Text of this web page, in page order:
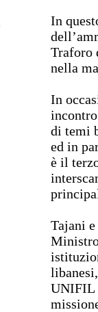
In
Traforo
nella
In
di temi
ed in
è il
Tajani
UNIFIL